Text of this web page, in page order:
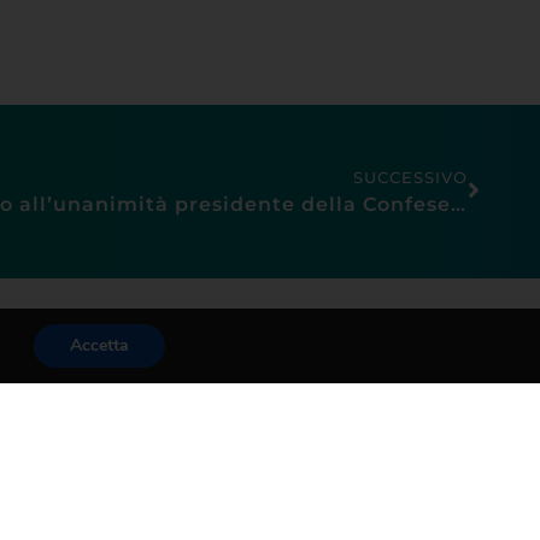
SUCCESSIVO
Mauro Lassi riconfermato all’unanimità presidente della Confesercenti provinciale di Prato.
Accetta